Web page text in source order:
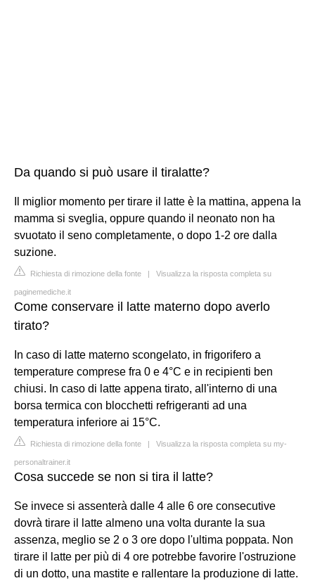
Da quando si può usare il tiralatte?
Il miglior momento per tirare il latte è la mattina, appena la
mamma si sveglia, oppure quando il neonato non ha
svuotato il seno completamente, o dopo 1-2 ore dalla
suzione.
Richiesta di rimozione della fonte | Visualizza la risposta completa su
paginemediche.it
Come conservare il latte materno dopo averlo
tirato?
In caso di latte materno scongelato, in frigorifero a
temperature comprese fra 0 e 4°C e in recipienti ben
chiusi. In caso di latte appena tirato, all'interno di una
borsa termica con blocchetti refrigeranti ad una
temperatura inferiore ai 15°C.
Richiesta di rimozione della fonte | Visualizza la risposta completa su my-
personaltrainer.it
Cosa succede se non si tira il latte?
Se invece si assenterà dalle 4 alle 6 ore consecutive
dovrà tirare il latte almeno una volta durante la sua
assenza, meglio se 2 o 3 ore dopo l'ultima poppata. Non
tirare il latte per più di 4 ore potrebbe favorire l'ostruzione
di un dotto, una mastite e rallentare la produzione di latte.